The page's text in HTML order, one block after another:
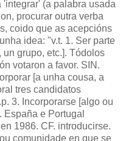
(a palabra usada
procurar outra verba
coido que as acepcións
idea: "v.t. 1. Ser parte
grupo, etc.]. Tódolos
votaron a favor. SIN.
[a unha cousa, a
tres candidatos
3. Incorporarse [algo ou
e Portugal
1986. CF. introducirse.
comunidade en que se